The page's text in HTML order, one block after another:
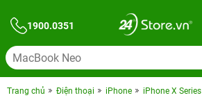
1900.0351
Trang chủ Điện thoại iPhone iPhone X Series